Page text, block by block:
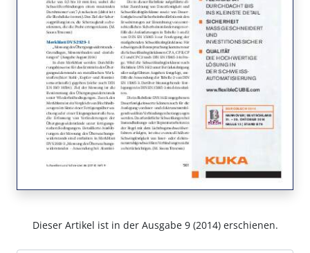
Dieser Artikel ist in der Ausgabe 9 (2014) erschienen.